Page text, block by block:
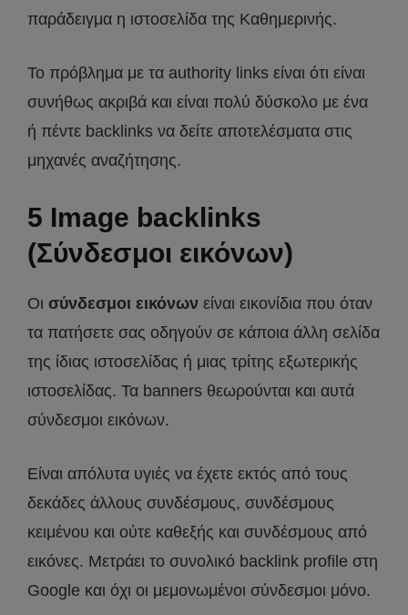
παράδειγμα η ιστοσελίδα της Καθημερινής.
Το πρόβλημα με τα authority links είναι ότι είναι
συνήθως ακριβά και είναι πολύ δύσκολο με ένα
ή πέντε backlinks να δείτε αποτελέσματα στις
μηχανές αναζήτησης.
5 Image backlinks
(Σύνδεσμοι εικόνων)
Οι σύνδεσμοι εικόνων είναι εικονίδια που όταν
τα πατήσετε σας οδηγούν σε κάποια άλλη σελίδα
της ίδιας ιστοσελίδας ή μιας τρίτης εξωτερικής
ιστοσελίδας. Τα banners θεωρούνται και αυτά
σύνδεσμοι εικόνων.
Είναι απόλυτα υγιές να έχετε εκτός από τους
δεκάδες άλλους συνδέσμους, συνδέσμους
κειμένου και ούτε καθεξής και συνδέσμους από
εικόνες. Μετράει το συνολικό backlink profile στη
Google και όχι οι μεμονωμένοι σύνδεσμοι μόνο.